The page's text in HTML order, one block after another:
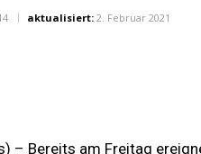
aktualisiert: 2. Februar 2021
– Bereits am Freitag